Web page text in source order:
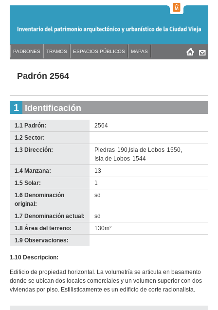
navigation
Back
topPadrón 2564
1 Identificación
1.1 Padrón:
2564
1.2 Sector:
no
info-
1.3 Dirección: Piedras 190, Isla de Lobos 1550,
Isla de Lobos 1544
1.4 Manzana:
13
1.5 Solar:
1
1.6 Denominación
original:
sd
1.7 Denominación actual:
sd
1.8 Área del terreno:
130m²
1.9 Observaciones:
1.10 Descripcion:
Edificio de propiedad horizontal. La volumetría se articula en basamento
donde se ubican dos locales comerciales y un volumen superior con dos
viviendas por piso. Estilisticamente es un edificio de corte racionalista.
Back
to Menú
PADRONES TRAMOS ESPACIOS PÚBLICOS MAPAS